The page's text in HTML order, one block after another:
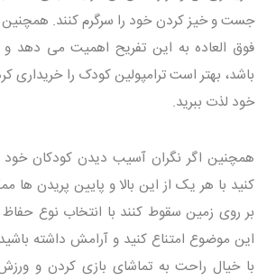
جست و خیز کردن خود را سرگرم کنند. همچنین
فوق العاده به این تفریح اهمیت می دهد و
باشد، بهتر است ترامپولین کودک را خریداری
خود لذت ببرید.
همچنین اگر نگران آسیب دیدن کودکان
کنید با هر یک از این بالا و پایین پریدن ها
بر روی زمین سقوط کنند با انتخاب نوع حفاظ
این موضوع امتناع کنید و آرامش داشته
با خیال راحت به تماشای بازی کردن و